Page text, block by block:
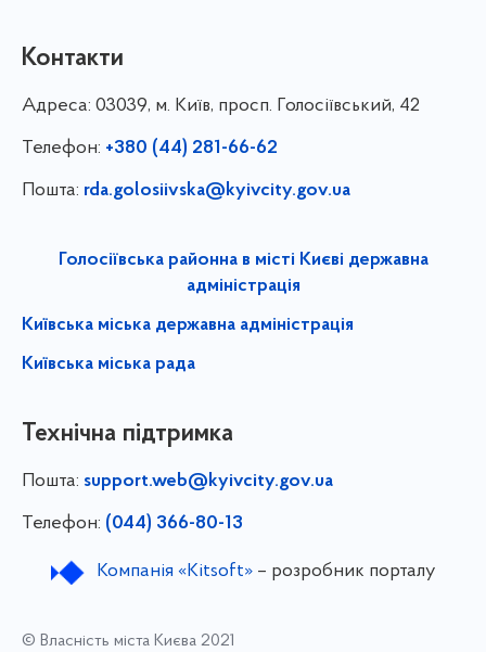
Контакти
Адреса: 03039, м. Київ, просп. Голосіївський, 42
Телефон: +380 (44) 281-66-62
Пошта: rda.golosiivska@kyivcity.gov.ua
Голосіївська районна в місті Києві державна
адміністрація
Київська міська державна адміністрація
Київська міська рада
Технічна підтримка
Пошта: support.web@kyivcity.gov.ua
Телефон: (044) 366-80-13
Компанія «Kitsoft»– розробник порталу
© Власність міста Києва 2021